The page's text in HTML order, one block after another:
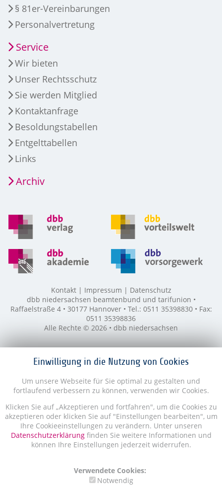
Einwilligung in die Nutzung von Cookies
Um unsere Webseite für Sie optimal zu gestalten und
fortlaufend verbessern zu können, verwenden wir Cookies.
Klicken Sie auf „Akzeptieren und fortfahren", um die Cookies zu
akzeptieren oder klicken Sie auf "Einstellungen bearbeiten", um
Ihre Cookieeinstellungen zu verändern. Unter unseren
Datenschutzerklärungfinden Sie weitere Informationen und
können Ihre Einstellungen jederzeit widerrufen.
Verwendete Cookies:
Notwendig
§ 81er-Vereinbarungen
Personalvertretung
Service
Wir bieten
Unser Rechtsschutz
Sie werden Mitglied
Kontaktanfrage
Besoldungstabellen
Entgelttabellen
Links
Archiv
Kontakt Impressum
Datenschutz
dbb niedersachsen beamtenbund und tarifunion •
Raffaelstraße 4 • 30177 Hannover • Tel.: 0511 35398830 • Fax:
0511 35398836
Alle Rechte © 2026 • dbb niedersachsen